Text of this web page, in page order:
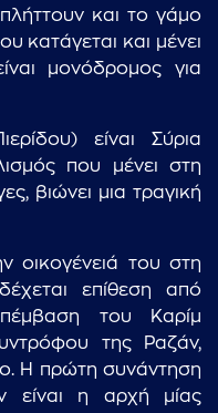
και το γάμο
κατάγεται και μένει
μονόδρομος για
είναι Σύρια
που μένει στη
βιώνει μια τραγική
οικογένειά του στη
επίθεση από
του Καρίμ
της Ραζάν,
Η πρώτη συνάντηση
είναι η αρχή μίας